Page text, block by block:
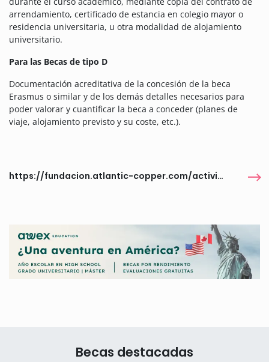
arrendamiento, certificado de estancia en colegio mayor o
residencia universitaria, u otra modalidad de alojamiento
universitario.
Para las Becas de tipo D
Documentación acreditativa de la concesión de la beca
Erasmus o similar y de los demás detalles necesarios para
poder valorar y cuantificar la beca a conceder (planes de
viaje, alojamiento previsto y su coste, etc.).
https://fundacion.atlantic-copper.com/actividades/becas/
Becas destacadas